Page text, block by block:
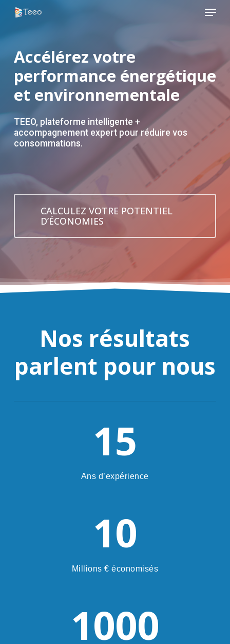
Skip
Menu
Accélérez votre
performance énergétique
et environnementale
TEEO, plateforme intelligente +
accompagnement expert pour réduire vos
consommations.
CALCULEZ VOTRE POTENTIEL
D’ÉCONOMIES
Nos résultats
parlent pour nous
15
Ans d’expérience
10
Millions € économisés
1000